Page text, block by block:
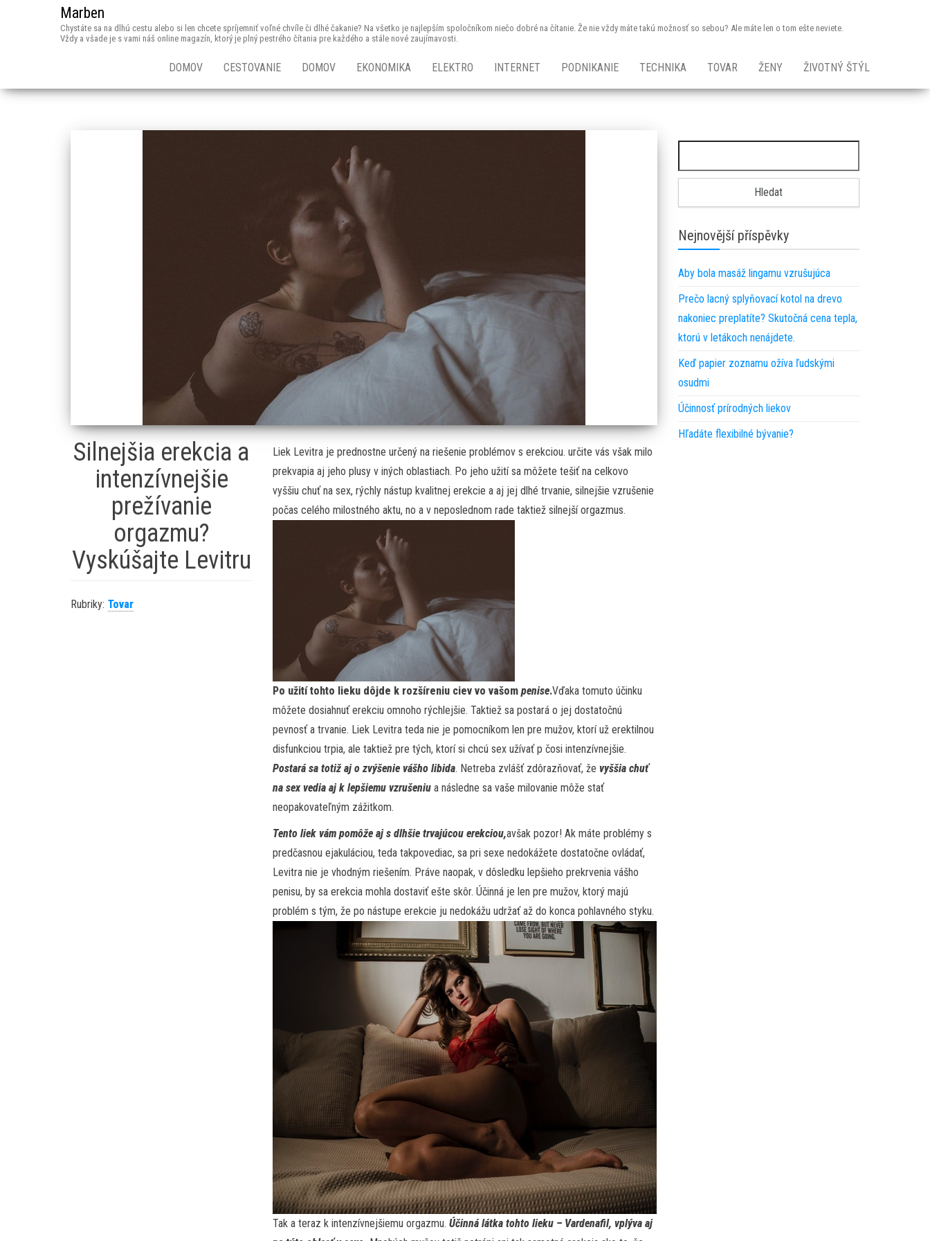
Marben
Chystáte sa na dlhú cestu alebo si len chcete spríjemniť voľné chvíle či dlhé čakanie? Na všetko je najlepším spoločníkom niečo dobré na čítanie. Že nie vždy máte takú možnosť so sebou? Ale máte len o tom ešte neviete.
Vždy a všade je s vami náš online magazín, ktorý je plný pestrého čítania pre každého a stále nové zaujímavosti.
DOMOV CESTOVANIE DOMOV EKONOMIKA ELEKTRO INTERNET PODNIKANIE TECHNIKA TOVAR ŽENY ŽIVOTNÝ ŠTÝL
Silnejšia erekcia a
intenzívnejšie
prežívanie
orgazmu?
Vyskúšajte Levitru
Rubriky: Tovar
Liek Levitra je prednostne určený na riešenie problémov s erekciou. určite vás však milo
prekvapia aj jeho plusy v iných oblastiach. Po jeho užití sa môžete tešiť na celkovo
vyššiu chuť na sex, rýchly nástup kvalitnej erekcie a aj jej dlhé trvanie, silnejšie vzrušenie
počas celého milostného aktu, no a v neposlednom rade taktiež silnejší orgazmus.
Po užití tohto lieku dôjde k rozšíreniu ciev vo vašompenise.Vďaka tomuto účinku
môžete dosiahnuť erekciu omnoho rýchlejšie. Taktiež sa postará o jej dostatočnú
pevnosť a trvanie. Liek Levitra teda nie je pomocníkom len pre mužov, ktorí už erektilnou
disfunkciou trpia, ale taktiež pre tých, ktorí si chcú sex užívať p čosi intenzívnejšie.
Postará sa totiž aj o zvýšenie vášho libida. Netreba zvlášť zdôrazňovať, ževyššia chuť
na sex vedia aj k lepšiemu vzrušeniu a následne sa vaše milovanie môže stať
neopakovateľným zážitkom.
Tento liek vám pomôže aj s dlhšie trvajúcou erekciou,avšak pozor! Ak máte problémy s
predčasnou ejakuláciou, teda takpovediac, sa pri sexe nedokážete dostatočne ovládať,
Levitra nie je vhodným riešením. Práve naopak, v dôsledku lepšieho prekrvenia vášho
penisu, by sa erekcia mohla dostaviť ešte skôr. Účinná je len pre mužov, ktorý majú
problém s tým, že po nástupe erekcie ju nedokážu udržať až do konca pohlavného styku.
Tak a teraz k intenzívnejšiemu orgazmu.Účinná látka tohto lieku – Vardenafil, vplýva aj
Nejnovější příspěvky
Aby bola masáž lingamu vzrušujúca
Prečo lacný splyňovací kotol na drevo
nakoniec preplatíte? Skutočná cena tepla,
ktorú v letákoch nenájdete.
Keď papier zoznamu ožíva ľudskými
osudmi
Účinnosť prírodných liekov
Hľadáte flexibilné bývanie?